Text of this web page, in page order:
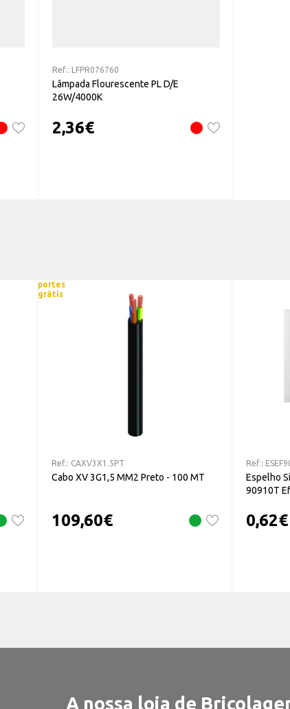
Ref.: LFPR076760
Lâmpada Flourescente PL D/E
26W/4000K
2,36€
portes
grátis
Ref.: CAXV3X1.5PT
Cabo XV 3G1,5 MM2 Preto - 100 MT
109,60€
Ref.:
Espelho
90910T
0,62€
A nossa loja de